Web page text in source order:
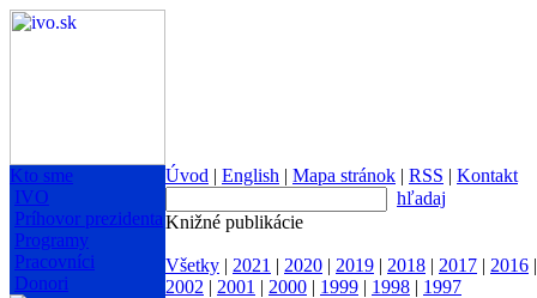
Kto sme
IVO
Príhovor prezidenta
Programy
Pracovníci
Donori
Úvod | English | Mapa stránok | RSS | Kontakt
hľadaj
Knižné publikácie
Všetky | 2021 | 2020 | 2019 | 2018 | 2017 | 2016
2002 | 2001 | 2000 | 1999 | 1998 | 1997